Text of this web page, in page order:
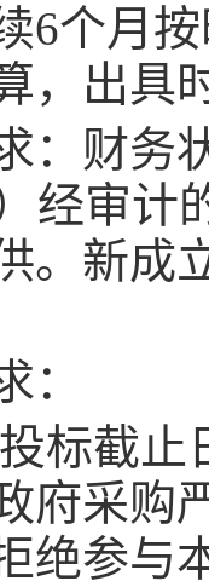
6个月
，出具
：财务
经审计
。新成
：
标截
府采购
绝参与